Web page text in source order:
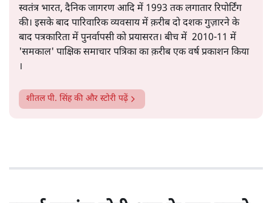
सत्य हिन्दी ऐपडाउनलोडकरें
की। इसके बाद पारिवारिक व्यवसाय में क़रीब दो दशक गुज़ारने के
'समकाल' पाक्षिक समाचार पत्रिका का क़रीब एक वर्ष प्रकाशन किया